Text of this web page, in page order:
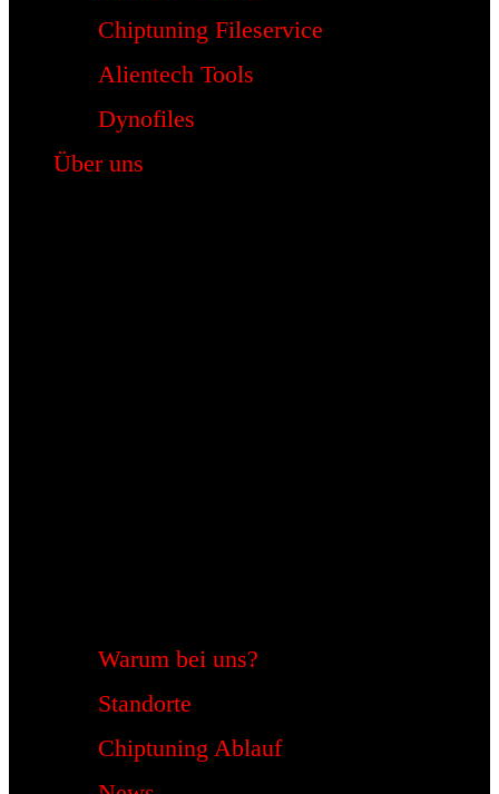
Chiptuning Fileservice
Alientech Tools
Dynofiles
Über uns
Warum bei uns?
Standorte
Chiptuning Ablauf